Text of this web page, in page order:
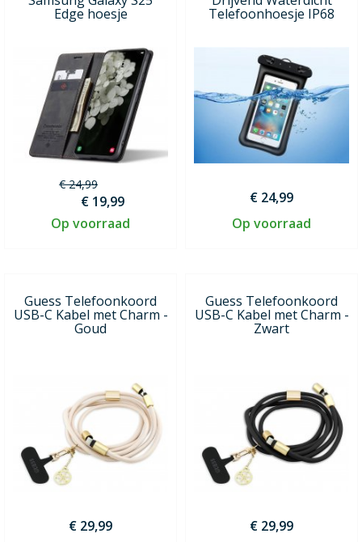
Edge hoesje
€ 24,99
€ 19,99
Op voorraad
Telefoonhoesje IP68
€ 24,99
Op voorraad
Guess Telefoonkoord
USB-C Kabel met Charm -
Goud
€ 29,99
Guess Telefoonkoord
USB-C Kabel met Charm -
Zwart
€ 29,99